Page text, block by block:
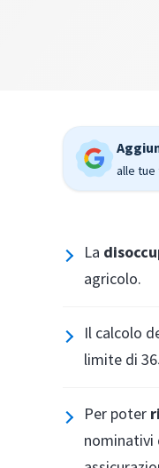
alle
La
agricolo.
Il calcolo
limite di
Per poter
nominativi